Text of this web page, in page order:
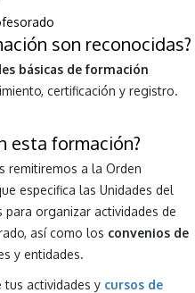
son reconocidas?
básicas de formación
certificación y registro.
esta formación?
remitiremos a la Orden
especifica las Unidades del
para organizar actividades de
así como los convenios de
y entidades.
actividades y cursos de